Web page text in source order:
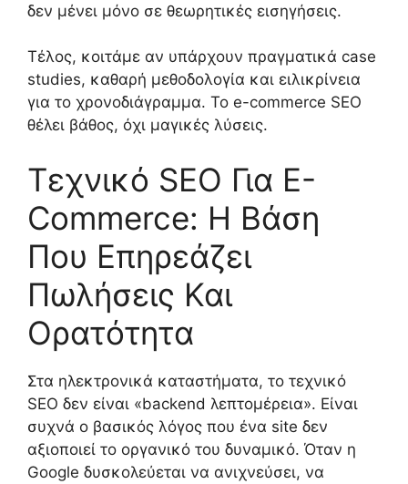
δεν μένει μόνο σε θεωρητικές εισηγήσεις.
Τέλος, κοιτάμε αν υπάρχουν πραγματικά case
studies, καθαρή μεθοδολογία και ειλικρίνεια
για το χρονοδιάγραμμα. Το e-commerce SEO
θέλει βάθος, όχι μαγικές λύσεις.
Τεχνικό SEO Για E-
Commerce: Η Βάση
Που Επηρεάζει
Πωλήσεις Και
Ορατότητα
Στα ηλεκτρονικά καταστήματα, το τεχνικό
SEO δεν είναι «backend λεπτομέρεια». Είναι
συχνά ο βασικός λόγος που ένα site δεν
αξιοποιεί το οργανικό του δυναμικό. Όταν η
Google δυσκολεύεται να ανιχνεύσει, να